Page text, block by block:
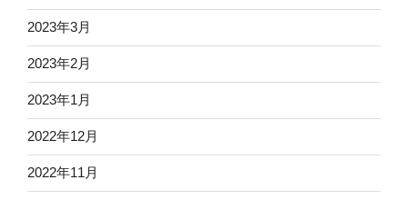
2023年3月
2023年2月
2023年1月
2022年12月
2022年11月